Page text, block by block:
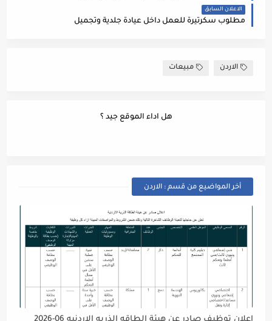
الاعلان السابق
مطلوب سكرتيرة للعمل داخل عيادة جلدية وتجميل
الاردن مبيعات
هل اداء الموقع جيد ؟
أخر المواضيع من قسم : الاردن